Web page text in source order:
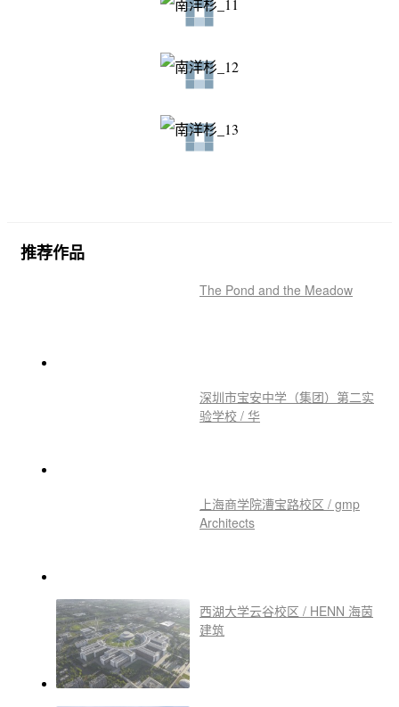
推荐作品
The Pond and the Meadow
深圳市宝安中学（集团）第二实
验学校 / 华
上海商学院漕宝路校区 / gmp
Architects
西湖大学云谷校区 / HENN 海茵
建筑